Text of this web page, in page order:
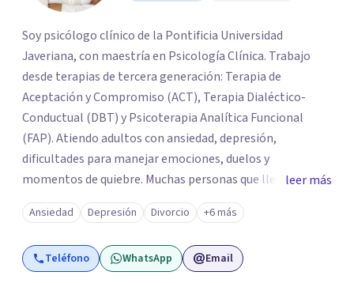
Soy psicólogo clínico de la Pontificia Universidad
Javeriana, con maestría en Psicología Clínica. Trabajo
desde terapias de tercera generación: Terapia de
Aceptación y Compromiso (ACT), Terapia Dialéctico-
Conductual (DBT) y Psicoterapia Analítica Funcional
(FAP). Atiendo adultos con ansiedad, depresión,
dificultades para manejar emociones, duelos y
momentos de quiebre. Muchas personas que llegan a
consulta no solo cargan con un síntoma: sienten que sus
propias reacciones emocionales les complican más la
vida. Desde ahí trabajamos. No busco eliminar el
malestar a la fuerza. Prefiero entender qué lo sostiene y
leer más
Ansiedad Depresión Divorcio +6 más
Teléfono WhatsApp Email